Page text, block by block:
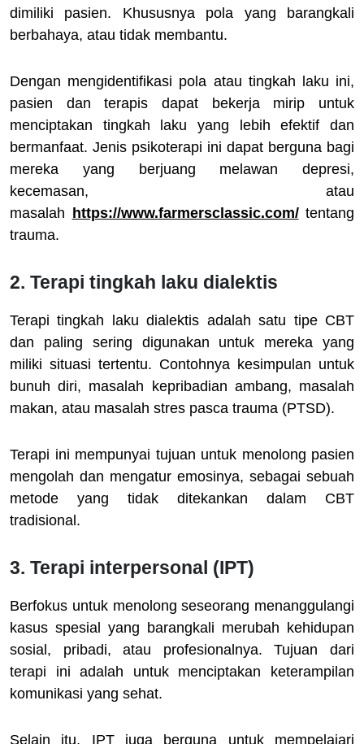
dimiliki pasien. Khususnya pola yang barangkali
berbahaya, atau tidak membantu.
Dengan mengidentifikasi pola atau tingkah laku ini,
pasien dan terapis dapat bekerja mirip untuk
menciptakan tingkah laku yang lebih efektif dan
bermanfaat. Jenis psikoterapi ini dapat berguna bagi
mereka yang berjuang melawan depresi,
kecemasan, atau
masalah https://www.farmersclassic.com/tentang
trauma.
2. Terapi tingkah laku dialektis
Terapi tingkah laku dialektis adalah satu tipe CBT
dan paling sering digunakan untuk mereka yang
miliki situasi tertentu. Contohnya kesimpulan untuk
bunuh diri, masalah kepribadian ambang, masalah
makan, atau masalah stres pasca trauma (PTSD).
Terapi ini mempunyai tujuan untuk menolong pasien
mengolah dan mengatur emosinya, sebagai sebuah
metode yang tidak ditekankan dalam CBT
tradisional.
3. Terapi interpersonal (IPT)
Berfokus untuk menolong seseorang menanggulangi
kasus spesial yang barangkali merubah kehidupan
sosial, pribadi, atau profesionalnya. Tujuan dari
terapi ini adalah untuk menciptakan keterampilan
komunikasi yang sehat.
Selain itu, IPT juga berguna untuk mempelajari